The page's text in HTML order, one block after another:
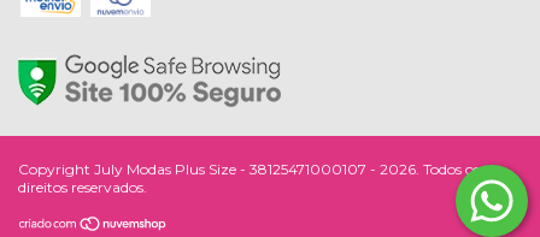
Copyright July Modas Plus Size - 38125471000107 - 2026. Todos os
direitos reservados.